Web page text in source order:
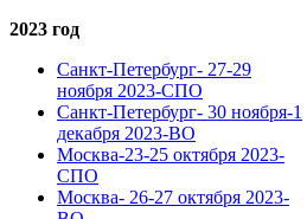
2023 год
Санкт-Петербург- 27-29
ноября 2023-СПО
Санкт-Петербург- 30 ноября-1
декабря 2023-ВО
Москва-23-25 октября 2023-
СПО
Москва- 26-27 октября 2023-